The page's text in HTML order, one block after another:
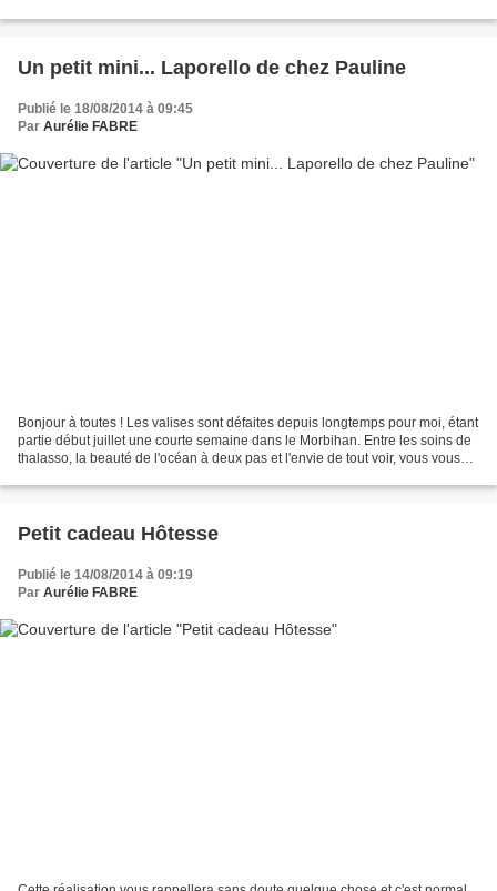
DETAILS...
Un petit mini... Laporello de chez Pauline
Publié le 18/08/2014 à 09:45
Par Aurélie FABRE
Bonjour à toutes ! Les valises sont défaites depuis longtemps pour moi, étant
partie début juillet une courte semaine dans le Morbihan. Entre les soins de
thalasso, la beauté de l'océan à deux pas et l'envie de tout voir, vous vous
Petit cadeau Hôtesse
Publié le 14/08/2014 à 09:19
Par Aurélie FABRE